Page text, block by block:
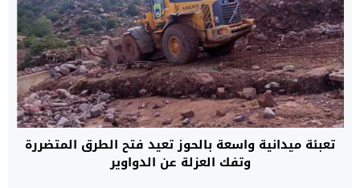
تعبئة ميدانية واسعة بالحوز تعيد فتح الطرق المتضررة
وتفك العزلة عن الدواوير